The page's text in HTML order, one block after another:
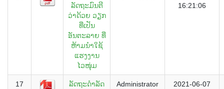
ລັດຖະມົນຕີ
ວ່າດ້ວຍ ວຽກ
ທີ່ເປັນ
ອັນຕະລາຍ ທີ່
ຫ້າມນຳໃຊ້
ແຮງງານ
ໄວໜຸ່ມ
16:21:06
17
ລັດຖະດຳລັດ
Administrator
2021-06-07